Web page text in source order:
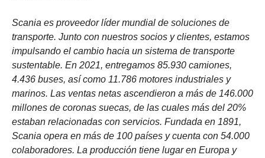
Scania es proveedor líder mundial de soluciones de
transporte. Junto con nuestros socios y clientes, estamos
impulsando el cambio hacia un sistema de transporte
sustentable. En 2021, entregamos 85.930 camiones,
4.436 buses, así como 11.786 motores industriales y
marinos. Las ventas netas ascendieron a más de 146.000
millones de coronas suecas, de las cuales más del 20%
estaban relacionadas con servicios. Fundada en 1891,
Scania opera en más de 100 países y cuenta con 54.000
colaboradores. La producción tiene lugar en Europa y